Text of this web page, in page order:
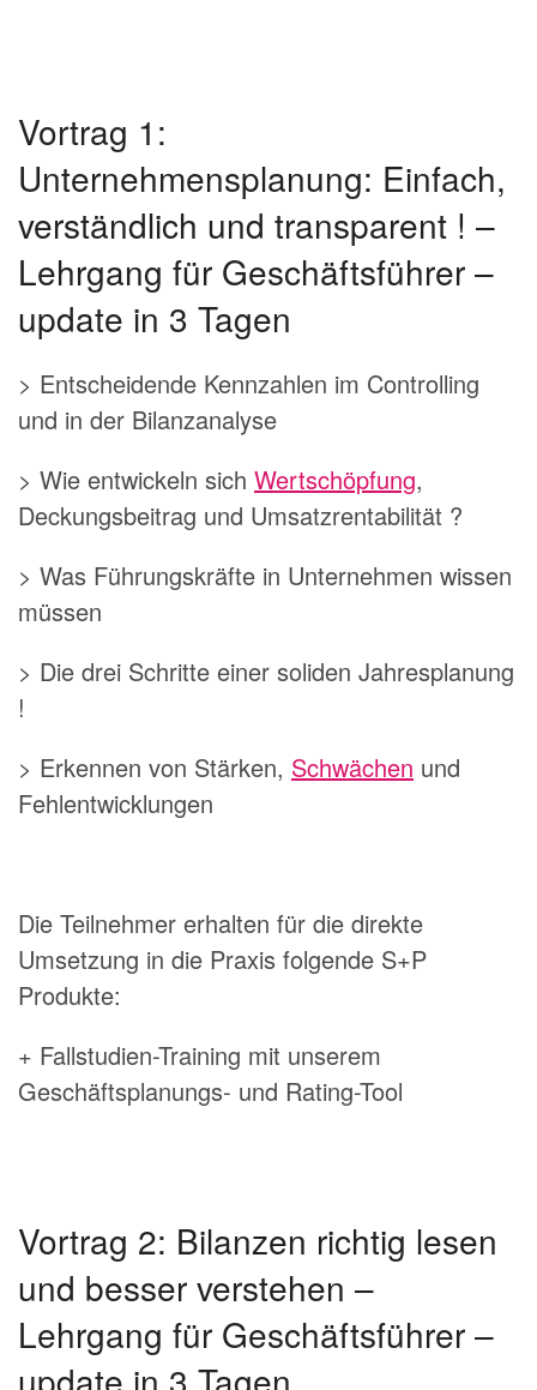
Vortrag 1:
Unternehmensplanung: Einfach,
verständlich und transparent ! –
Lehrgang für Geschäftsführer –
update in 3 Tagen
> Entscheidende Kennzahlen im Controlling
und in der Bilanzanalyse
> Wie entwickeln sich Wertschöpfung,
Deckungsbeitrag und Umsatzrentabilität ?
> Was Führungskräfte in Unternehmen wissen
müssen
> Die drei Schritte einer soliden Jahresplanung
!
> Erkennen von Stärken, Schwächen und
Fehlentwicklungen
Die Teilnehmer erhalten für die direkte
Umsetzung in die Praxis folgende S+P
Produkte:
+ Fallstudien-Training mit unserem
Geschäftsplanungs- und Rating-Tool
Vortrag 2: Bilanzen richtig lesen
und besser verstehen –
Lehrgang für Geschäftsführer –
update in 3 Tagen